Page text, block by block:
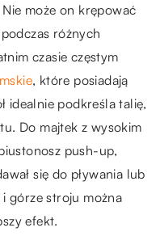
może on krępować
różnych
czasie częstym
, które posiadają
idealnie podkreśla talię,
Do majtek z wysokim
push-up,
się do pływania lub
górze stroju można
efekt.